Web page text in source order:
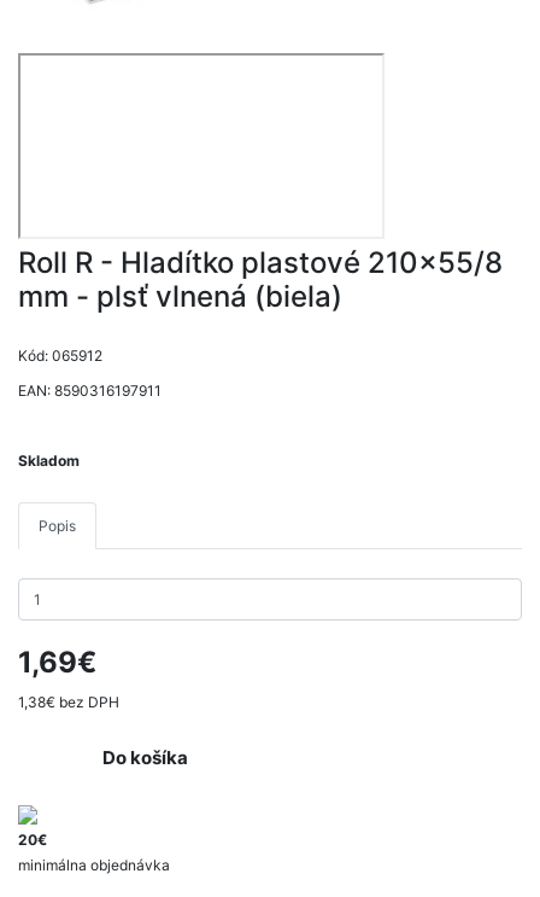
Roll R - Hladítko plastové 210x55/8
mm - plsť vlnená (biela)
Kód: 065912
EAN: 8590316197911
Skladom
Popis
1,69€
1,38€ bez DPH
Do košíka
20€
minimálna objednávka